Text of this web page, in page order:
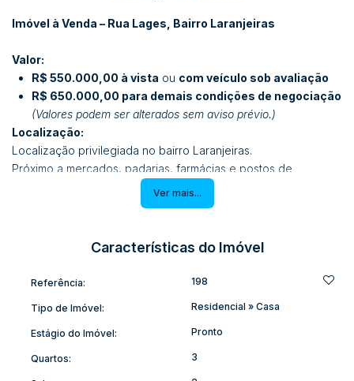
Imóvel à Venda – Rua Lages, Bairro Laranjeiras
Valor:
R$ 550.000,00 à vista ou com veículo sob avaliação
R$ 650.000,00 para demais condições de negociação
(Valores podem ser alterados sem aviso prévio.)
Localização:
Localização privilegiada no bairro Laranjeiras.
Próximo a mercados, padarias, farmácias e postos de
Área segura e fora da zona de risco de enchentes.
Amplo espaço aos fundos, ideal para a construção de piscina,
Área Construída:
Ver mais...
Características do Imóvel
Referência: 198
Tipo de Imóvel: Residencial » Casa
Estágio do Imóvel: Pronto
Quartos: 3